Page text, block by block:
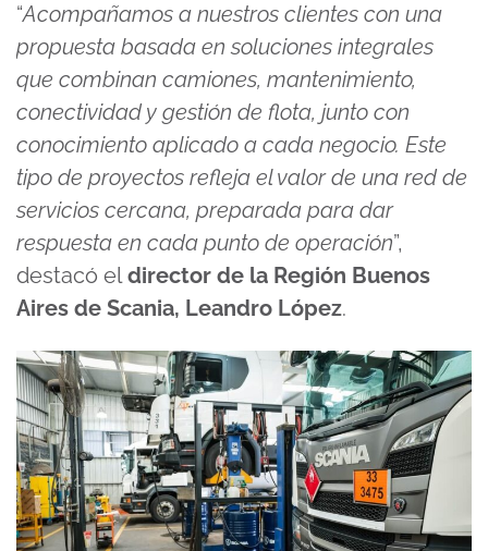
“Acompañamos a nuestros clientes con una
propuesta basada en soluciones integrales
que combinan camiones, mantenimiento,
conectividad y gestión de flota, junto con
conocimiento aplicado a cada negocio. Este
tipo de proyectos refleja el valor de una red de
servicios cercana, preparada para dar
respuesta en cada punto de operación”,
destacó eldirector de la Región Buenos
Aires de Scania, Leandro López.